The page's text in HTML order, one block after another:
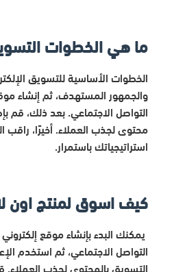
ما هي الخطوات
الخطوات الأساسية للتسويق
والجمهور المستهدف، ثم إنشاء
التواصل الاجتماعي. بعد ذلك، قم
محتوى لجذب العملاء. أخيرًا، راقب
استراتيجياتك باستمرار.
كيف اسوق لمنتج اون
يمكنك البدء بإنشاء موقع
التواصل الاجتماعي، ثم استخدم
التسويق بالمحتوى لجذب